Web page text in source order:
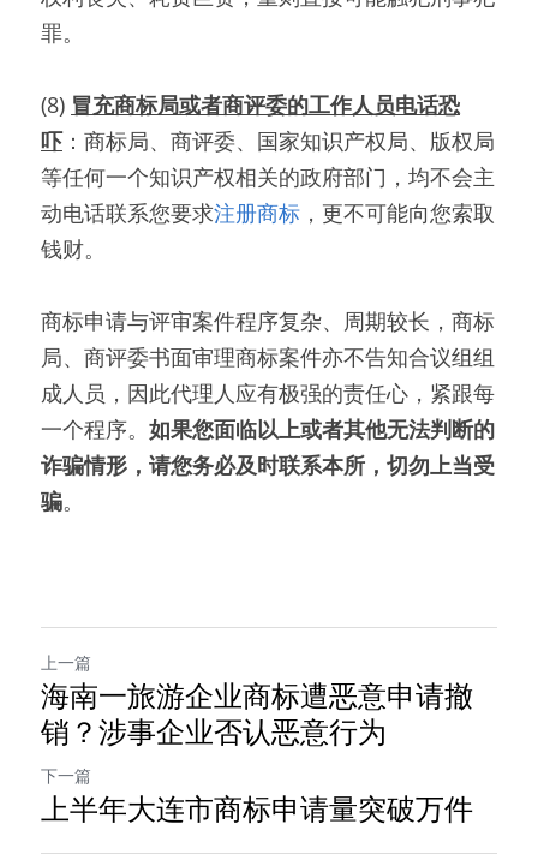
罪。
(8) 冒充商标局或者商评委的工作人员电话恐
吓：商标局、商评委、国家知识产权局、版权局
等任何一个知识产权相关的政府部门，均不会主
动电话联系您要求注册商标 ，更不可能向您索取
钱财。
商标申请与评审案件程序复杂、周期较长，商标
局、商评委书面审理商标案件亦不告知合议组组
成人员，因此代理人应有极强的责任心，紧跟每
一个程序。 如果您面临以上或者其他无法判断的
诈骗情形，请您务必及时联系本所，切勿上当受
骗。
上一篇
海南一旅游企业商标遭恶意申请撤
销？涉事企业否认恶意行为
下一篇
上半年大连市商标申请量突破万件